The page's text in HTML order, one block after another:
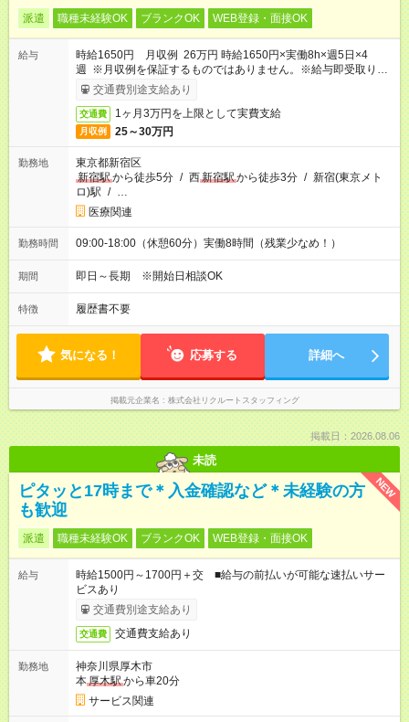
派遣 職種未経験OK ブランクOK WEB登録・面接OK
給与
時給1650円 月収例 26万円 時給1650円×実働8h×週5日×4
週 ※月収例を保証するものではありません。※給与即受取りサ
ービス利用可（利用条件有）
交通費別途支給あり
交通費 1ヶ月3万円を上限として実費支給
月収例 25～30万円
勤務地
東京都新宿区
新宿駅から徒歩5分 / 西新宿駅から徒歩3分 / 新宿(東京メト
ロ)駅 / …
医療関連
勤務時間 09:00-18:00（休憩60分）実働8時間（残業少なめ！）
期間 即日～長期 ※開始日相談OK
特徴 履歴書不要
気になる！ 応募する 詳細へ
掲載元企業名 株式会社リクルートスタッフィング
掲載日：2026.08.06
未読
NEW
ピタッと17時まで＊入金確認など＊未経験の方
も歓迎
派遣 職種未経験OK ブランクOK WEB登録・面接OK
給与
時給1500円～1700円＋交 ■給与の前払いが可能な速払いサー
ビスあり
交通費別途支給あり
交通費 交通費支給あり
勤務地
神奈川県厚木市
本厚木駅から車20分
サービス関連